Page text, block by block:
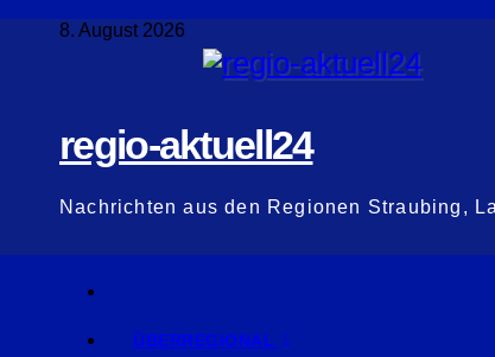
Zum
8. August 2026
regio-aktuell24
Nachrichten aus den Regionen Straubing,
ÜBERREGIONAL